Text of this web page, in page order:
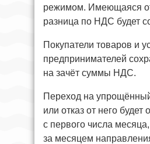
режимом. Имеющаяся
разница по НДС будет
Покупатели товаров и
предпринимателей
на зачёт суммы НДС.
Переход на
или отказ от него будет
с первого числа
за месяцем